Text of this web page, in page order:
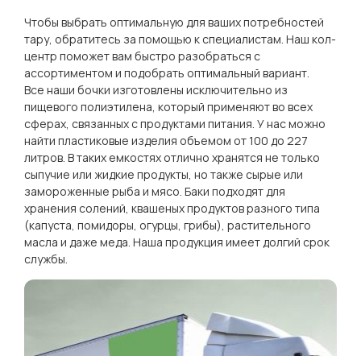
Чтобы выбрать оптимальную для ваших потребностей
тару, обратитесь за помощью к специалистам. Наш кол-
центр поможет вам быстро разобраться с
ассортиментом и подобрать оптимальный вариант.
Все наши бочки изготовлены исключительно из
пищевого полиэтилена, который применяют во всех
сферах, связанных с продуктами питания. У нас можно
найти пластиковые изделия объемом от 100 до 227
литров. В таких емкостях отлично хранятся не только
сыпучие или жидкие продукты, но также сырые или
замороженные рыба и мясо. Баки подходят для
хранения солений, квашеных продуктов разного типа
(капуста, помидоры, огурцы, грибы), растительного
масла и даже меда. Наша продукция имеет долгий срок
службы.